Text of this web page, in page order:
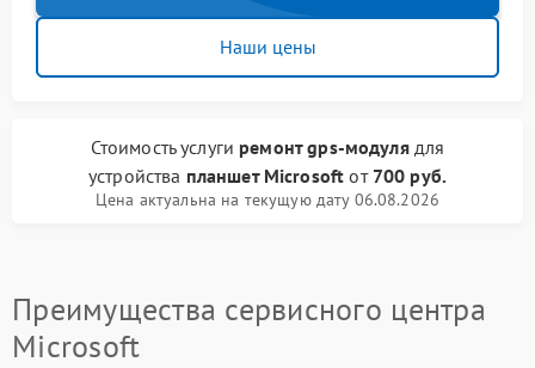
Наши цены
Стоимость услуги ремонт gps-модулядля
устройства планшет Microsoft от 700 руб.
Цена актуальна на текущую дату 06.08.2026
Преимущества сервисного центра
Microsoft